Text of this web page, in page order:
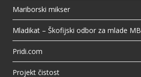
Mariborski mikser
Mladikat – Škofijski odbor za mlade MB
Pridi.com
Projekt čistost